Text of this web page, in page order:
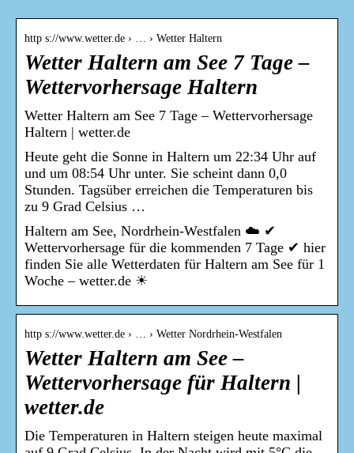
http s://www.wetter.de › … › Wetter Haltern
Wetter Haltern am See 7 Tage –
Wettervorhersage Haltern
Wetter Haltern am See 7 Tage – Wettervorhersage
Haltern | wetter.de
Heute geht die Sonne in Haltern um 22:34 Uhr auf
und um 08:54 Uhr unter. Sie scheint dann 0,0
Stunden. Tagsüber erreichen die Temperaturen bis
zu 9 Grad Celsius …
Haltern am See, Nordrhein-Westfalen ☁️ ✔
Wettervorhersage für die kommenden 7 Tage ✔ hier
finden Sie alle Wetterdaten für Haltern am See für 1
Woche – wetter.de ☀
http s://www.wetter.de › … › Wetter Nordrhein-Westfalen
Wetter Haltern am See –
Wettervorhersage für Haltern |
wetter.de
Die Temperaturen in Haltern steigen heute maximal